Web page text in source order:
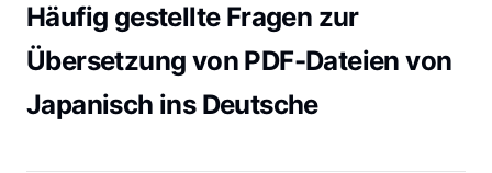
Häufig gestellte Fragen zur
Übersetzung von PDF-Dateien von
Japanisch ins Deutsche